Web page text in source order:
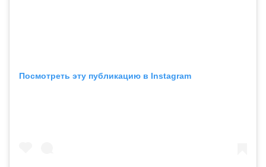
Посмотреть эту публикацию в Instagram